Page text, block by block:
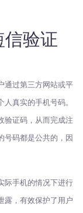
信验证
通过第三方网站或平
真实的手机号码。
验证码，从而完成注
号码都是公共的，因
际手机的情况下进行
露，有效保护了用户